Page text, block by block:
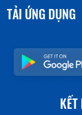
TẢI ỨNG DỤNG